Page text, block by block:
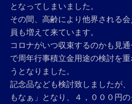
となってしまいました。
その間、高齢により他界される
員も増えて来ています。
コロナがいつ収束するのかも見
で周年行事積立金用途の検討を
うとなりました。
記念品なども検討致しましたが
もなぁ」となり、４，０００円